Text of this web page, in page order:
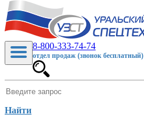
8-800-333-74-74
отдел продаж (звонок бесплатный)
Найти